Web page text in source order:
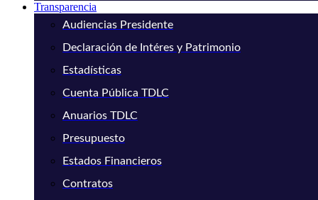
Transparencia
Audiencias Presidente
Declaración de Intéres y Patrimonio
Estadísticas
Cuenta Pública TDLC
Anuarios TDLC
Presupuesto
Estados Financieros
Contratos